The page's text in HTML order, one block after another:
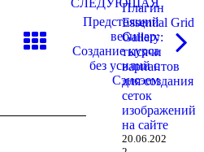
Следующая
запись:
Предстоящий
вебинар:
Создание курса
без усилий с
Сэнсэем
Плагин
Essential Grid
Gallery:
тысячи
вариантов
для создания
сеток
изображений
на сайте
20.06.202